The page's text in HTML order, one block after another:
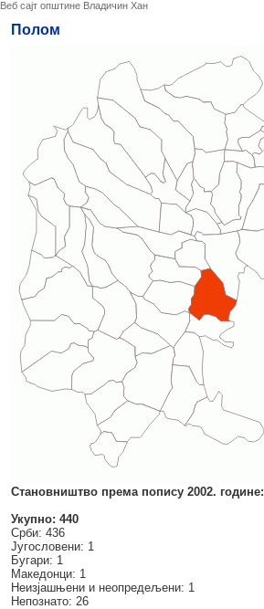
Веб сајт општине Владичин Хан
Полом
Становништво према попису 2002. године:
Укупно: 440
Срби: 436
Југословени: 1
Бугари: 1
Македонци: 1
Неизјашњени и неопредељени: 1
Непознато: 26